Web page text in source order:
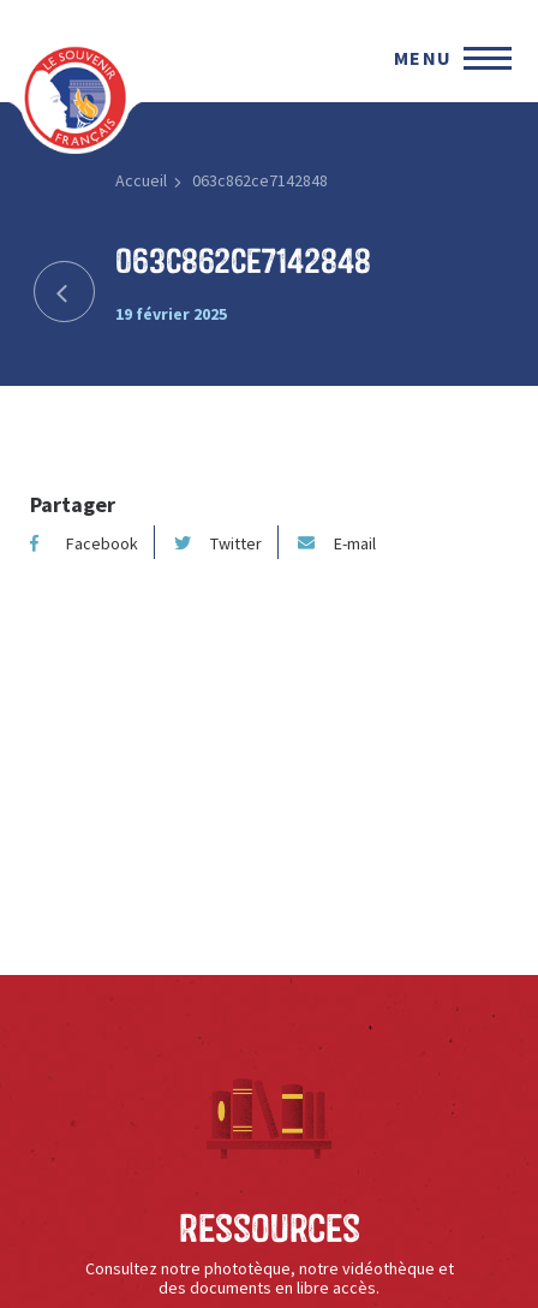
MENU
Accueil 063c862ce7142848
063c862ce7142848
19 février 2025
Partager
Facebook Twitter E-mail
Ressources
Consultez notre phototèque, notre vidéothèque et
des documents en libre accès.